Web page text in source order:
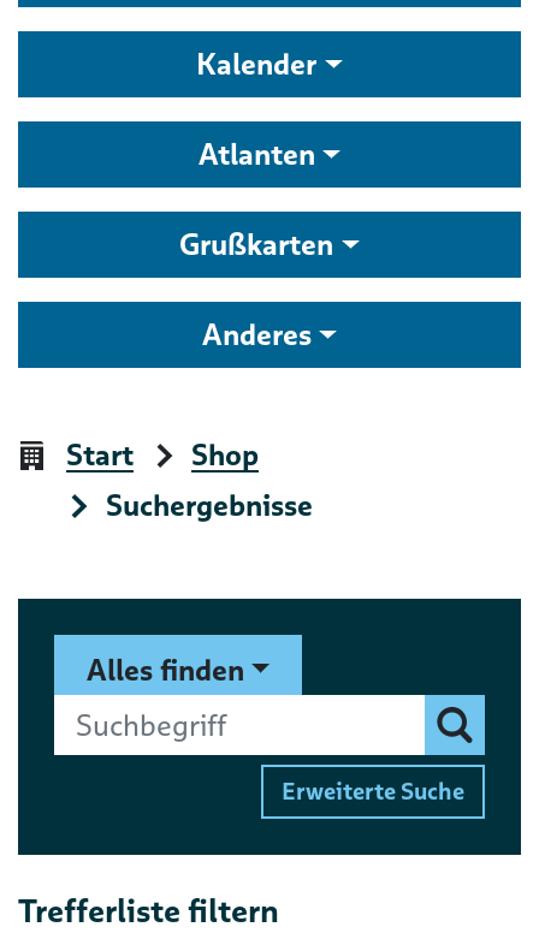
Kalender
Atlanten
Grußkarten
Anderes
Start
Shop
Suchergebnisse
Suchformular
Alles finden
Suchbegriff
Finden
Erweiterte Suche
Trefferliste filtern